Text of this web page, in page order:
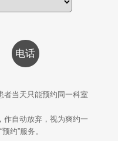
者当天只能预约同一科室
作自动放弃，视为爽约一
约”服务。